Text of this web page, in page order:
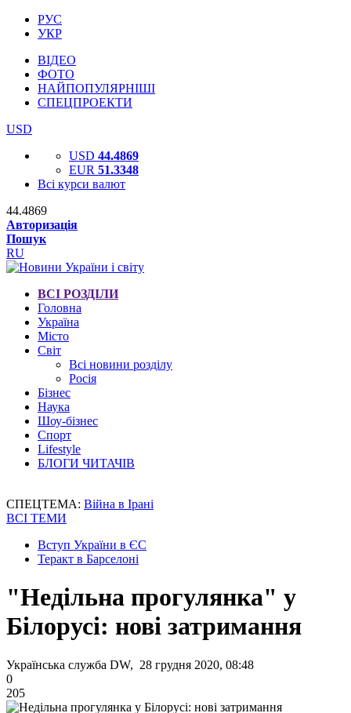
РУС
УКР
ВІДЕО
ФОТО
НАЙПОПУЛЯРНІШІ
СПЕЦПРОЕКТИ
USD
USD 44.4869
EUR 51.3348
Всі курси валют
44.4869
Авторизація
Пошук
RU
ВСІ РОЗДІЛИ
Головна
Україна
Місто
Світ
Всі новини розділу
Росія
Бізнес
Наука
Шоу-бізнес
Спорт
Lifestyle
БЛОГИ ЧИТАЧІВ
СПЕЦТЕМА: Війна в Ірані
ВСІ ТЕМИ
Вступ України в ЄС
Теракт в Барселоні
"Недільна прогулянка" у
Білорусі: нові затримання
Українська служба DW, 28 грудня 2020, 08:48
0
205